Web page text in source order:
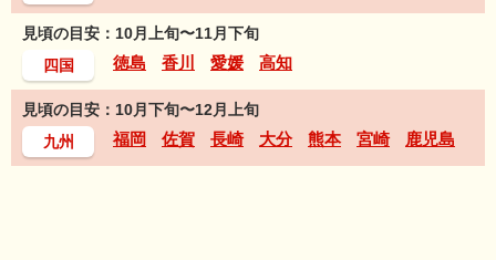
見頃の目安：10月上旬〜11月下旬
四国
徳島 香川 愛媛 高知
見頃の目安：10月下旬〜12月上旬
九州
福岡 佐賀 長崎 大分 熊本 宮崎 鹿児島